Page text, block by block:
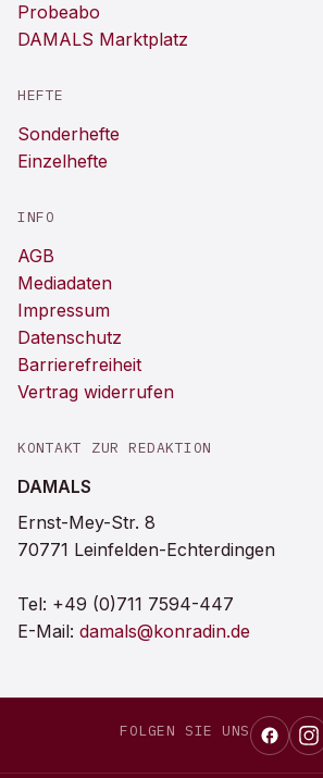
Probeabo
DAMALS Marktplatz
HEFTE
Sonderhefte
Einzelhefte
INFO
AGB
Mediadaten
Impressum
Datenschutz
Barrierefreiheit
Vertrag widerrufen
KONTAKT ZUR REDAKTION
DAMALS
Ernst-Mey-Str. 8
70771 Leinfelden-Echterdingen
Tel: +49 (0)711 7594-447
E-Mail: damals@konradin.de
FOLGEN SIE UNS